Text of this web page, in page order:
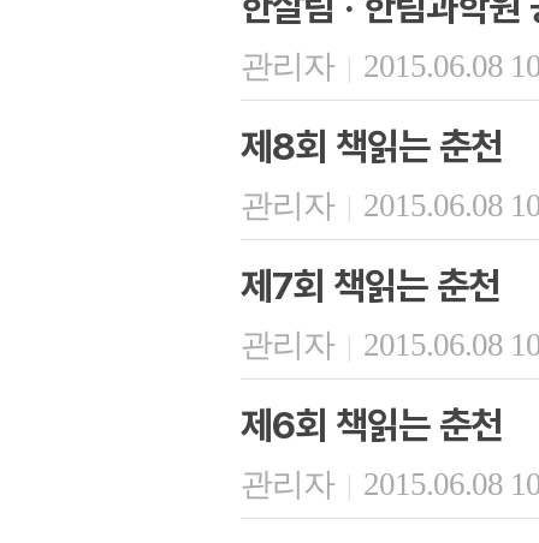
관리자 | 2015.06.08
제8회 책읽는 춘천
관리자 | 2015.06.08
제7회 책읽는 춘천
관리자 | 2015.06.08
제6회 책읽는 춘천
관리자 | 2015.06.08